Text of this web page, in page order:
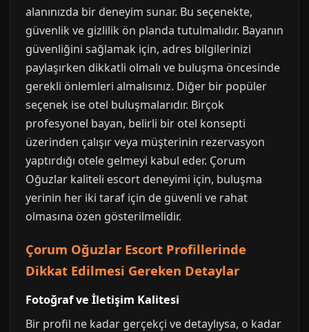
alanınızda bir deneyim sunar. Bu seçenekte,
güvenlik ve gizlilik ön planda tutulmalıdır. Bayanın
güvenliğini sağlamak için, adres bilgilerinizi
paylaşırken dikkatli olmalı ve buluşma öncesinde
gerekli önlemleri almalısınız. Diğer bir popüler
seçenek ise otel buluşmalarıdır. Birçok
profesyonel bayan, belirli bir otel konsepti
üzerinden çalışır veya müşterinin rezervasyon
yaptırdığı otele gelmeyi kabul eder. Çorum
Oğuzlar kaliteli escort deneyimi için, buluşma
yerinin her iki taraf için de güvenli ve rahat
olmasına özen gösterilmelidir.
Çorum Oğuzlar Escort Profillerinde
Dikkat Edilmesi Gereken Detaylar
Fotoğraf ve İletişim Kalitesi
Bir profil ne kadar gerçekçi ve detaylıysa, o kadar